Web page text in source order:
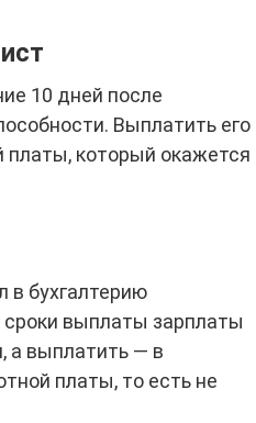
10 дней после
Выплатить его
платы, который окажется
бухгалтерию
сроки выплаты зарплаты
а выплатить — в
платы, то есть не